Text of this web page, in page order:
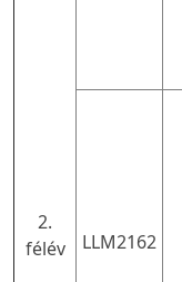
2.
félév
LLM2162